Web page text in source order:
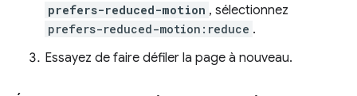
prefers-reduced-motion , sélectionnez
prefers-reduced-motion:reduce .
Essayez de faire défiler la page à nouveau.